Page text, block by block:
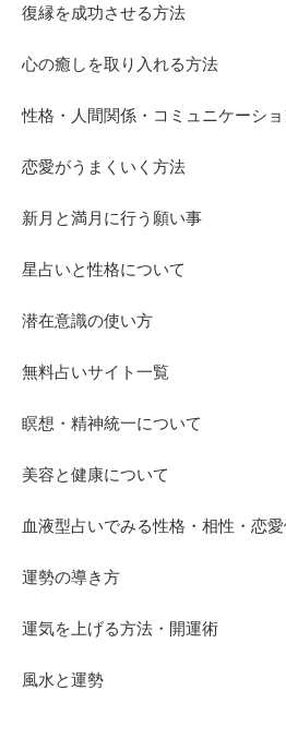
復縁を成功させる方法
心の癒しを取り入れる方法
性格・人間関係・コミュニケーシ
恋愛がうまくいく方法
新月と満月に行う願い事
星占いと性格について
潜在意識の使い方
無料占いサイト一覧
瞑想・精神統一について
美容と健康について
血液型占いでみる性格・相性・恋
運勢の導き方
運気を上げる方法・開運術
風水と運勢